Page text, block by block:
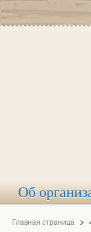
Об
Главная страница